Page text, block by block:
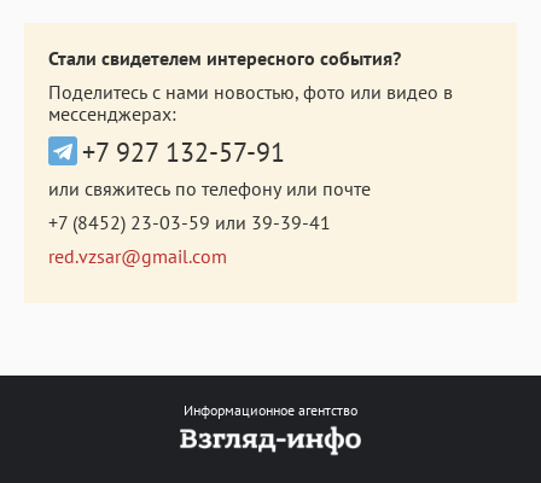
Стали свидетелем интересного события?
Поделитесь с нами новостью, фото или видео в
мессенджерах:
+7 927 132-57-91
или свяжитесь по телефону или почте
+7 (8452) 23-03-59 или 39-39-41
red.vzsar@gmail.com
Информационное агентство